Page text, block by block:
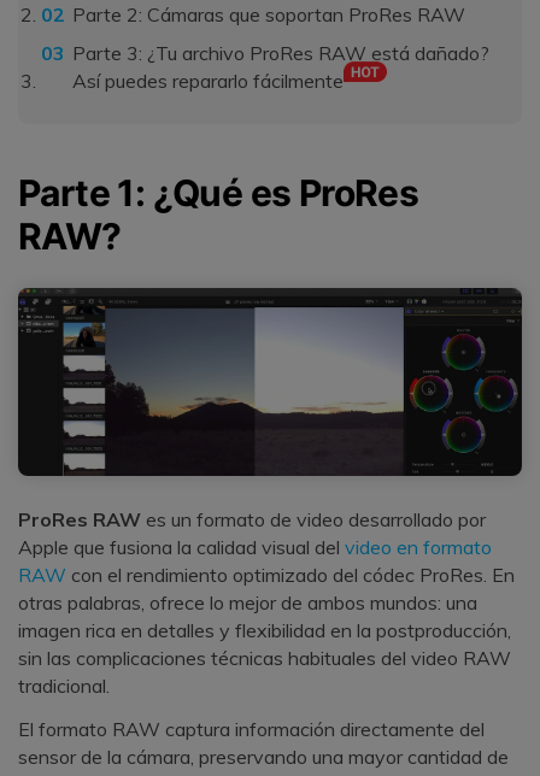
Parte 2: Cámaras que soportan ProRes RAW
Parte 3: ¿Tu archivo ProRes RAW está dañado?
Así puedes repararlo fácilmente
Parte 1: ¿Qué es ProRes
RAW?
ProRes RAW es un formato de video desarrollado por
Apple que fusiona la calidad visual del video en formato
RAW con el rendimiento optimizado del códec ProRes. En
otras palabras, ofrece lo mejor de ambos mundos: una
imagen rica en detalles y flexibilidad en la postproducción,
sin las complicaciones técnicas habituales del video RAW
tradicional.
El formato RAW captura información directamente del
sensor de la cámara, preservando una mayor cantidad de